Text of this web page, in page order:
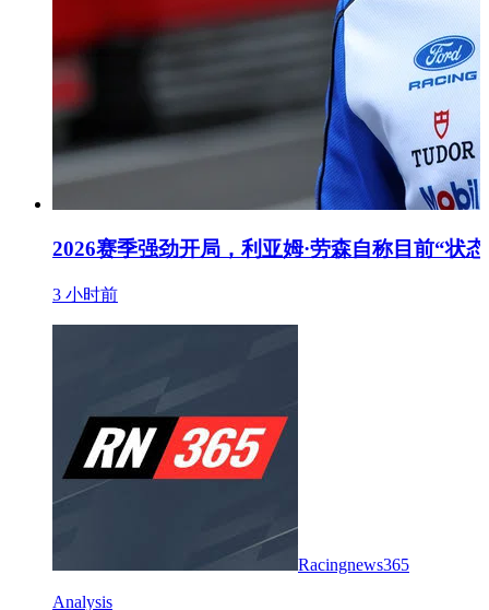
2026赛季强劲开局，利亚姆·劳森自称目前“状
3 小时前
Racingnews365
Analysis